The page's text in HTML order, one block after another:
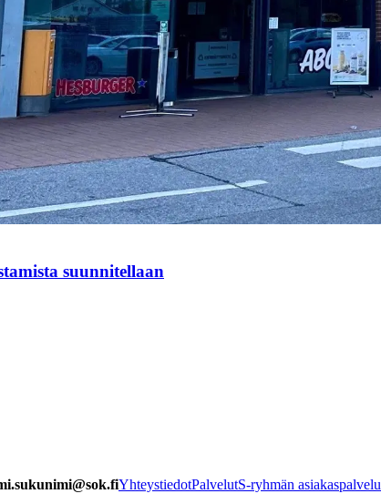
suunnitellaan
YhteystiedotPalvelutS-ryhmän asiakaspalvelu